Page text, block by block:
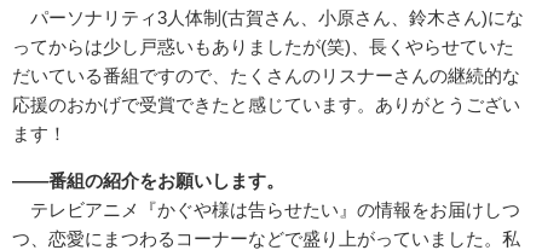
パーソナリティ3人体制(古賀さん、小原さん、鈴木さん)にな
ってからは少し戸惑いもありましたが(笑)、長くやらせていた
だいている番組ですので、たくさんのリスナーさんの継続的な
応援のおかげで受賞できたと感じています。ありがとうござい
ます！
――番組の紹介をお願いします。
テレビアニメ『かぐや様は告らせたい』の情報をお届けしつ
つ、恋愛にまつわるコーナーなどで盛り上がっていました。私